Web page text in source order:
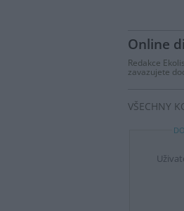
Online
Redakce
zavazujete
VŠECHNY